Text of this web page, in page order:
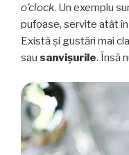
o’clock. Un exemplu
pufoase, servite atât
Există și gustări mai
sau sanvișurile. Însă